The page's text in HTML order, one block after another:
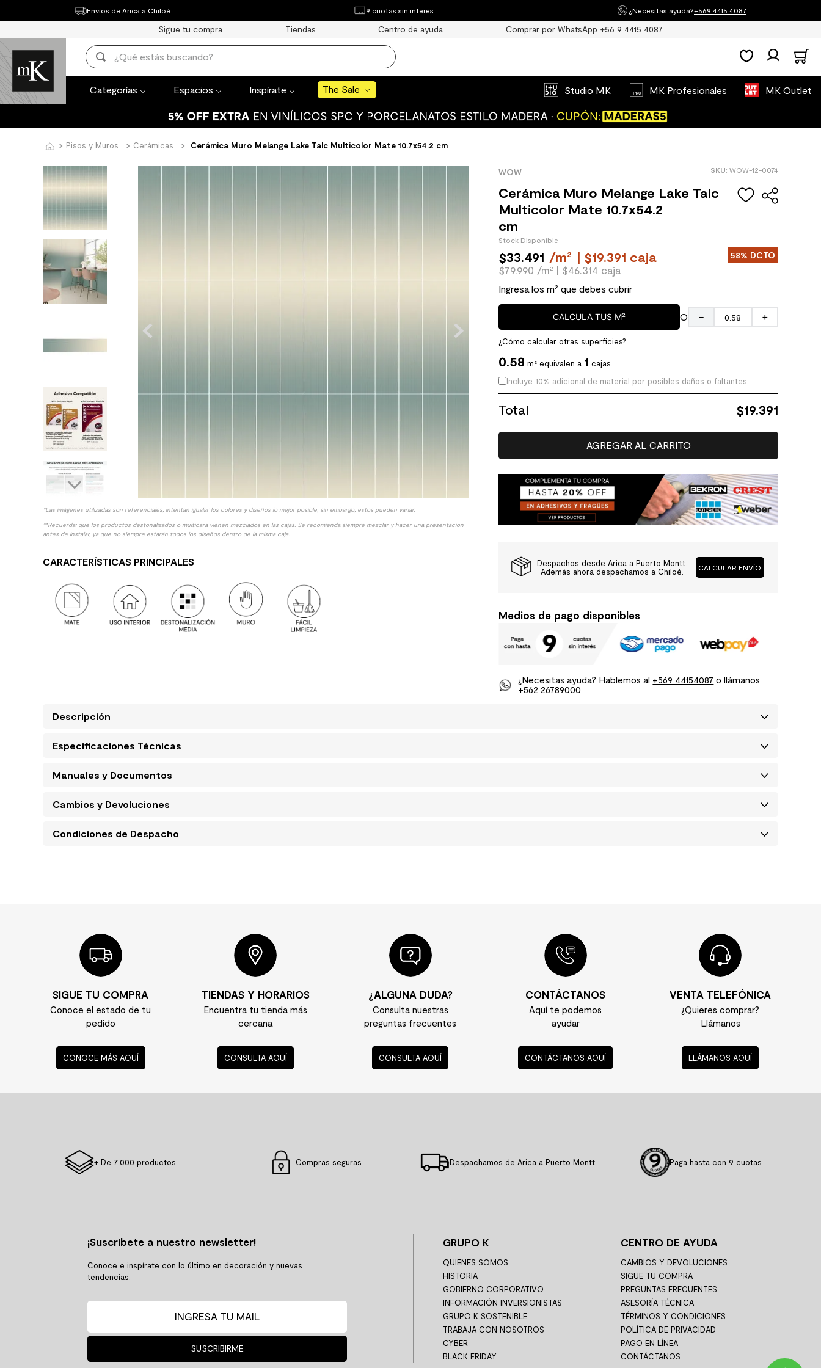
Envíos de Arica a Chiloé 9 cuotas sin interés ¿Necesitas ayuda?+569 4415 4087
Sigue tu compra Tiendas Centro de ayuda Comprar por WhatsApp +56 9 4415 4087
¿Qué estás buscando?
3. lavaplatos
4. ceramica muro
5 espejo
6. porcelanato mate
7. piso vinilico
8. receptaculo
9. spc
10. columna ducha
Categorías Espacios Inspírate The Sale Studio MK MK Profesionales MK Outlet
Categorías Espacios Inspírate The Sale
¿Qué estás buscando?
TÉRMINOS MÁS BUSCADOS
1. mueble baño
2 mampara
4. ceramica muro
5. espejo
Pisos y Muros Cerámicas Cerámica Muro Melange Lake Talc Multicolor Mate 10.7x54.2 cm
*Las imágenes utilizadas son referenciales, intentan igualar los colores y diseños lo mejor posible, sin embargo, estos pueden variar.
**Recuerda: que los productos destonalizados o multicara vienen mezclados en las cajas. Se recomienda siempre mezclar y hacer una presentación
antes de instalar, ya que no siempre estarán todos los diseños dentro de la misma caja.
CARACTERÍSTICAS PRINCIPALES
WOW : WOW-12-0074
Cerámica Muro Melange Lake Talc
Multicolor Mate 10.7x54.2
cm
Stock Disponible
$33.491 /m² | $19.391 caja 58% DCTO
$79.990 /m²| $46.314 caja
Ingresa los m² que debes cubrir
CALCULA TUS M² O ＋
－
¿Cómo calcular otras superficies?
0.58 m² equivalen a 1 cajas.
Incluye 10% adicional de material por posibles daños o faltantes.
Total $19.391
AGREGAR AL CARRITO
Despachos desde Arica a Puerto Montt.
Además ahora despachamos a Chiloé.
CALCULAR ENVÍO
Medios de pago disponibles
¿Necesitas ayuda? Hablemos al +569 44154087 o llámanos
+562 26789000
Descripción
Especificaciones Técnicas
Manuales y Documentos
Cambios y Devoluciones
Condiciones de Despacho
SIGUE TU COMPRA
Conoce el estado de tu
pedido
CONOCE MÁS AQUÍ
TIENDAS Y HORARIOS
Encuentra tu tienda más
cercana
CONSULTA AQUÍ
¿ALGUNA DUDA?
Consulta nuestras
preguntas frecuentes
CONSULTA AQUÍ
CONTÁCTANOS
Aquí te podemos
ayudar
CONTÁCTANOS AQUÍ
VENTA TELEFÓNICA
¿Quieres comprar?
Llámanos
LLÁMANOS AQUÍ
+ De 7.000 productos Compras seguras Despachamos de Arica a Puerto Montt Paga hasta con 9 cuotas
¡Suscríbete a nuestro newsletter!
Conoce e inspírate con lo último en decoración y nuevas
tendencias.
SUSCRIBIRME
GRUPO K
QUIENES SOMOS
HISTORIA
GOBIERNO CORPORATIVO
INFORMACIÓN INVERSIONISTAS
GRUPO K SOSTENIBLE
TRABAJA CON NOSOTROS
CYBER
BLACK FRIDAY
CENTRO DE AYUDA
CAMBIOS Y DEVOLUCIONES
SIGUE TU COMPRA
PREGUNTAS FRECUENTES
ASESORÍA TÉCNICA
TÉRMINOS Y CONDICIONES
POLÍTICA DE PRIVACIDAD
PAGO EN LÍNEA
CONTÁCTANOS